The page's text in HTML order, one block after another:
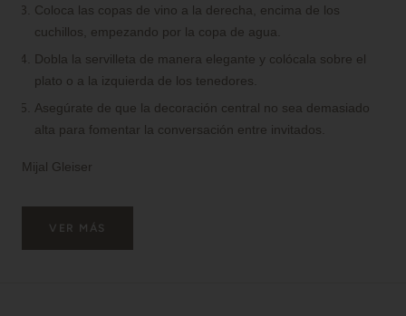
Coloca las copas de vino a la derecha, encima de los
cuchillos, empezando por la copa de agua.
Dobla la servilleta de manera elegante y colócala sobre el
plato o a la izquierda de los tenedores.
Asegúrate de que la decoración central no sea demasiado
alta para fomentar la conversación entre invitados.
Mijal Gleiser
VER MÁS